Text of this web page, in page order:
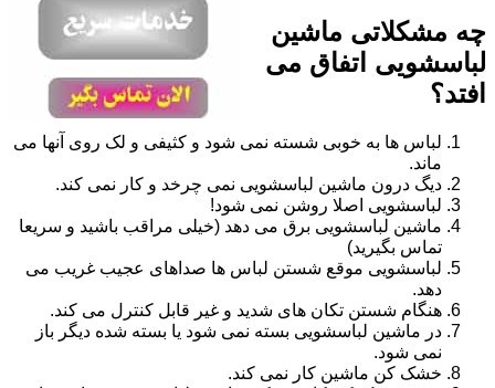
چه مشکلاتی ماشین
لباسشویی اتفاق می
افتد؟
لباس ها به خوبی شسته نمی شود و کثیفی و لک روی آنها می
ماند.
دیگ درون ماشین لباسشویی نمی چرخد و کار نمی کند.
لباسشویی اصلا روشن نمی شود!
ماشین لباسشویی برق می دهد (خیلی مراقب باشید و سریعا
تماس بگیرید)
لباسشویی موقع شستن لباس ها صداهای عجیب غریب می
دهد.
هنگام شستن تکان های شدید و غیر قابل کنترل می کند.
در ماشین لباسشویی بسته نمی شود یا بسته شده دیگر باز
نمی شود.
خشک کن ماشین کار نمی کند.